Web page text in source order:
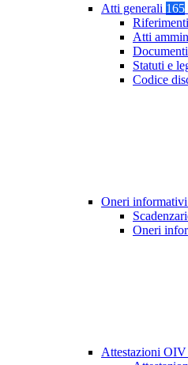
Atti generali 165
Atti
Statuti e
Codice
Oneri
Oneri
Attestazioni OIV